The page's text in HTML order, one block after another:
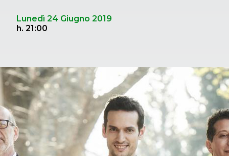
Lunedì 24 Giugno 2019
h. 21:00